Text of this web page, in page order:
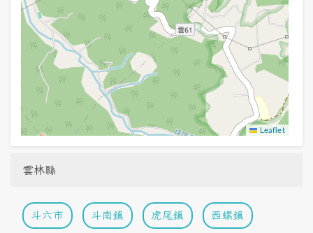
Leaflet
雲林縣
斗六市 斗南鎮 虎尾鎮 西螺鎮